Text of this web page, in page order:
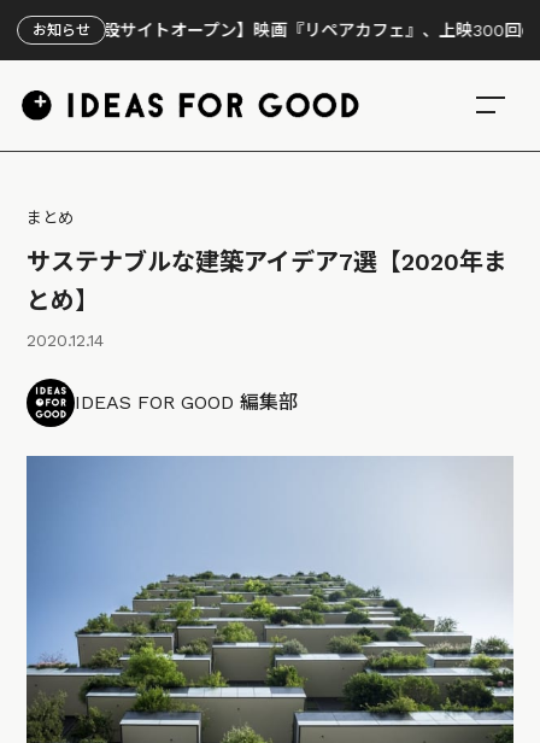
お知らせ
特設サイトオープン】映画『リペアカフェ』、上映300回の先で見え
まとめ
サステナブルな建築アイデア7選【2020年ま
とめ】
2020.12.14
IDEAS FOR GOOD 編集部